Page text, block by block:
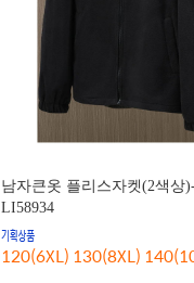
남자큰옷 플리스자켓(2색상
LI58934
120(6XL) 130(8XL)